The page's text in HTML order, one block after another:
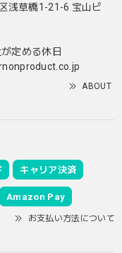
浅草橋1-21-6 宝山ビ
定める休日
ABOUT
キャリア決済
Amazon Pay
お支払い方法について